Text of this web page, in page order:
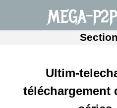
MEGA-P2P
Ultim-
téléchargement